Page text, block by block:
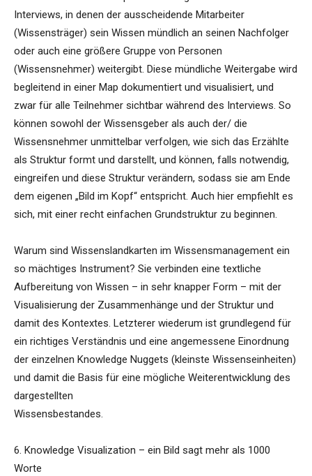
Interviews, in denen der ausscheidende Mitarbeiter
(Wissensträger) sein Wissen mündlich an seinen Nachfolger
oder auch eine größere Gruppe von Personen
(Wissensnehmer) weitergibt. Diese mündliche Weitergabe wird
begleitend in einer Map dokumentiert und visualisiert, und
zwar für alle Teilnehmer sichtbar während des Interviews. So
können sowohl der Wissensgeber als auch der/ die
Wissensnehmer unmittelbar verfolgen, wie sich das Erzählte
als Struktur formt und darstellt, und können, falls notwendig,
eingreifen und diese Struktur verändern, sodass sie am Ende
dem eigenen „Bild im Kopf“ entspricht. Auch hier empfiehlt es
sich, mit einer recht einfachen Grundstruktur zu beginnen.
Warum sind Wissenslandkarten im Wissensmanagement ein
so mächtiges Instrument? Sie verbinden eine textliche
Aufbereitung von Wissen – in sehr knapper Form – mit der
Visualisierung der Zusammenhänge und der Struktur und
damit des Kontextes. Letzterer wiederum ist grundlegend für
ein richtiges Verständnis und eine angemessene Einordnung
der einzelnen Knowledge Nuggets (kleinste Wissenseinheiten)
und damit die Basis für eine mögliche Weiterentwicklung des
dargestellten
Wissensbestandes.
6. Knowledge Visualization – ein Bild sagt mehr als 1000
Worte